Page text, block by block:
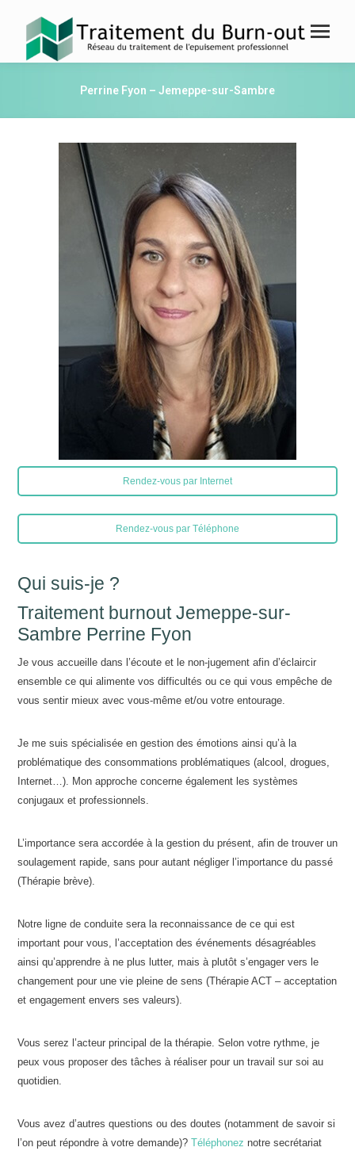
Perrine Fyon – Jemeppe-sur-Sambre
Qui suis-je ?
Traitement burnout Jemeppe-sur-
Sambre Perrine Fyon
Je vous accueille dans l’écoute et le non-jugement afin d’éclaircir
ensemble ce qui alimente vos difficultés ou ce qui vous empêche de
vous sentir mieux avec vous-même et/ou votre entourage.
Je me suis spécialisée en gestion des émotions ainsi qu’à la
problématique des consommations problématiques (alcool, drogues,
Internet…). Mon approche concerne également les systèmes
conjugaux et professionnels.
L’importance sera accordée à la gestion du présent, afin de trouver un
soulagement rapide, sans pour autant négliger l’importance du passé
(Thérapie brève).
Notre ligne de conduite sera la reconnaissance de ce qui est
important pour vous, l’acceptation des événements désagréables
ainsi qu’apprendre à ne plus lutter, mais à plutôt s’engager vers le
changement pour une vie pleine de sens (Thérapie ACT – acceptation
et engagement envers ses valeurs).
Vous serez l’acteur principal de la thérapie. Selon votre rythme, je
peux vous proposer des tâches à réaliser pour un travail sur soi au
quotidien.
Vous avez d’autres questions ou des doutes (notamment de savoir si
l’on peut répondre à votre demande)? Téléphonez notre secrétariat
Rendez-vous par Internet
Rendez-vous par Téléphone